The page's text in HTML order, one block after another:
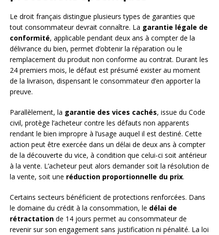
Le droit français distingue plusieurs types de garanties que
tout consommateur devrait connaître. La garantie légale de
conformité, applicable pendant deux ans à compter de la
délivrance du bien, permet d’obtenir la réparation ou le
remplacement du produit non conforme au contrat. Durant les
24 premiers mois, le défaut est présumé exister au moment
de la livraison, dispensant le consommateur d’en apporter la
preuve.
Parallèlement, la garantie des vices cachés, issue du Code
civil, protège l’acheteur contre les défauts non apparents
rendant le bien impropre à l’usage auquel il est destiné. Cette
action peut être exercée dans un délai de deux ans à compter
de la découverte du vice, à condition que celui-ci soit antérieur
à la vente. L’acheteur peut alors demander soit la résolution de
la vente, soit une réduction proportionnelle du prix.
Certains secteurs bénéficient de protections renforcées. Dans
le domaine du crédit à la consommation, le délai de
rétractation de 14 jours permet au consommateur de
revenir sur son engagement sans justification ni pénalité. La loi